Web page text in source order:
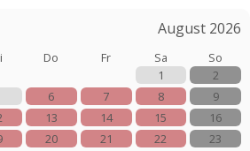
August 2026
Do Fr Sa
So
1
2
6 7 8
9
13 14 15
16
20 21 22
23